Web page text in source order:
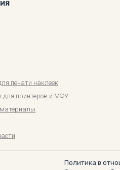
печати наклеек
для принтеров и МФУ
Политика в